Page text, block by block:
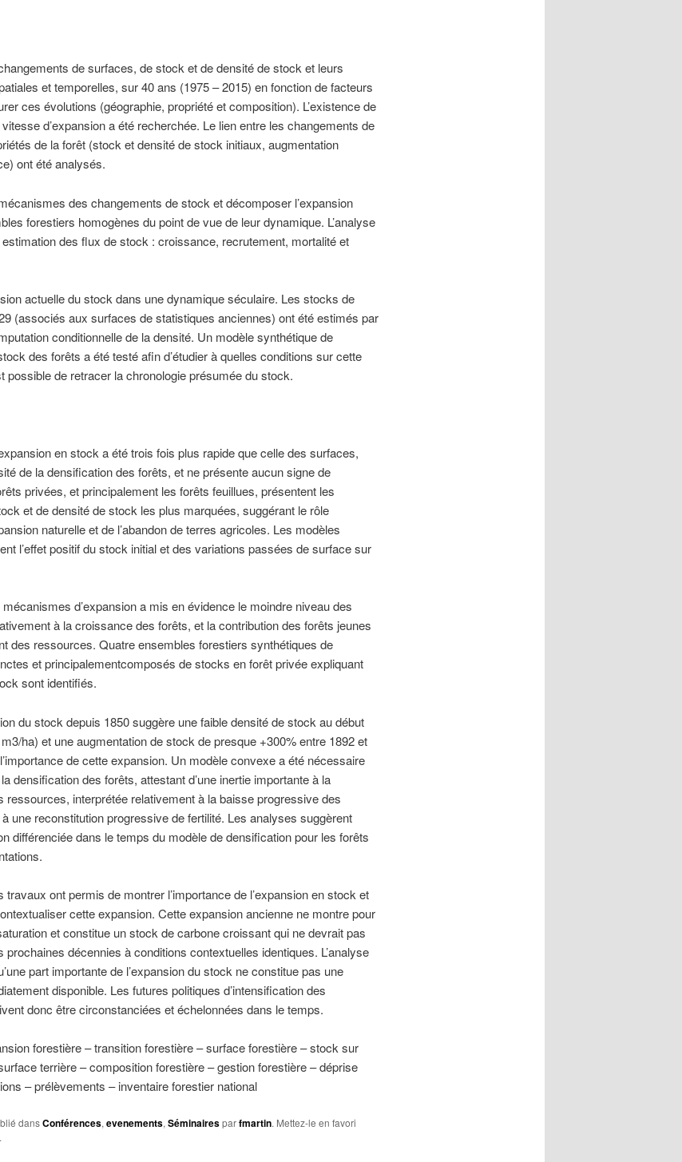
de surfaces, de stock et de densité de stock et leurs
et temporelles, sur 40 ans (1975 – 2015) en fonction de facteurs
ces évolutions (géographie, propriété et composition). L’existence de
d’expansion a été recherchée. Le lien entre les changements de
de la forêt (stock et densité de stock initiaux, augmentation
ont été analysés.
des changements de stock et décomposer l’expansion
forestiers homogènes du point de vue de leur dynamique. L’analyse
des flux de stock : croissance, recrutement, mortalité et
actuelle du stock dans une dynamique séculaire. Les stocks de
(associés aux surfaces de statistiques anciennes) ont été estimés par
conditionnelle de la densité. Un modèle synthétique de
des forêts a été testé afin d’étudier à quelles conditions sur cette
possible de retracer la chronologie présumée du stock.
en stock a été trois fois plus rapide que celle des surfaces,
de la densification des forêts, et ne présente aucun signe de
privées, et principalement les forêts feuillues, présentent les
et de densité de stock les plus marquées, suggérant le rôle
naturelle et de l’abandon de terres agricoles. Les modèles
l’effet positif du stock initial et des variations passées de surface sur
mécanismes d’expansion a mis en évidence le moindre niveau des
à la croissance des forêts, et la contribution des forêts jeunes
des ressources. Quatre ensembles forestiers synthétiques de
et principalementcomposés de stocks en forêt privée expliquant
sont identifiés.
du stock depuis 1850 suggère une faible densité de stock au début
ha) et une augmentation de stock de presque +300% entre 1892 et
de cette expansion. Un modèle convexe a été nécessaire
densification des forêts, attestant d’une inertie importante à la
ressources, interprétée relativement à la baisse progressive des
une reconstitution progressive de fertilité. Les analyses suggèrent
différenciée dans le temps du modèle de densification pour les forêts
travaux ont permis de montrer l’importance de l’expansion en stock et
cette expansion. Cette expansion ancienne ne montre pour
et constitue un stock de carbone croissant qui ne devrait pas
prochaines décennies à conditions contextuelles identiques. L’analyse
part importante de l’expansion du stock ne constitue pas une
disponible. Les futures politiques d’intensification des
donc être circonstanciées et échelonnées dans le temps.
forestière – transition forestière – surface forestière – stock sur
terrière – composition forestière – gestion forestière – déprise
– prélèvements – inventaire forestier national
dansConférences, evenements, Séminairesparfmartin. Mettez-le en favori